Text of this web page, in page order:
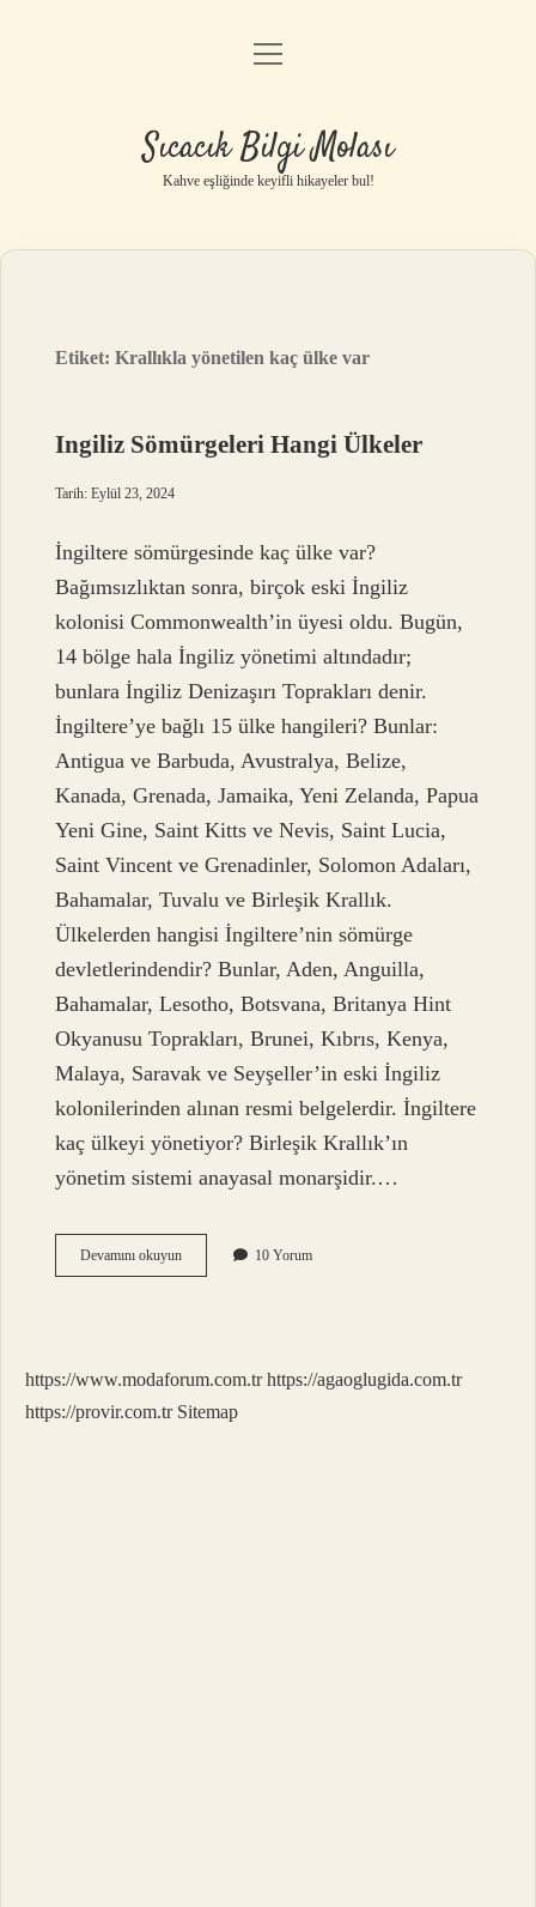
Anasayfa
Yasal Uyarı
menüyü
Sıcacık Bilgi Molası
Kahve eşliğinde keyifli hikayeler bul!
Etiket:Krallıkla yönetilen kaç ülke var
Ingiliz Sömürgeleri Hangi Ülkeler
Tarih: Eylül 23, 2024
İngiltere sömürgesinde kaç ülke var?
Bağımsızlıktan sonra, birçok eski İngiliz
kolonisi Commonwealth’in üyesi oldu. Bugün,
14 bölge hala İngiliz yönetimi altındadır;
bunlara İngiliz Denizaşırı Toprakları denir.
İngiltere’ye bağlı 15 ülke hangileri? Bunlar:
Antigua ve Barbuda, Avustralya, Belize,
Kanada, Grenada, Jamaika, Yeni Zelanda, Papua
Yeni Gine, Saint Kitts ve Nevis, Saint Lucia,
Saint Vincent ve Grenadinler, Solomon Adaları,
Bahamalar, Tuvalu ve Birleşik Krallık.
Ülkelerden hangisi İngiltere’nin sömürge
devletlerindendir? Bunlar, Aden, Anguilla,
Bahamalar, Lesotho, Botsvana, Britanya Hint
Okyanusu Toprakları, Brunei, Kıbrıs, Kenya,
Malaya, Saravak ve Seyşeller’in eski İngiliz
kolonilerinden alınan resmi belgelerdir. İngiltere
kaç ülkeyi yönetiyor? Birleşik Krallık’ın
yönetim sistemi anayasal monarşidir.…
Devamını okuyunIngiliz
Sömürgeleri
10 Yorum
https://www.modaforum.com.tr https://agaoglugida.com.tr
https://provir.com.tr Sitemap